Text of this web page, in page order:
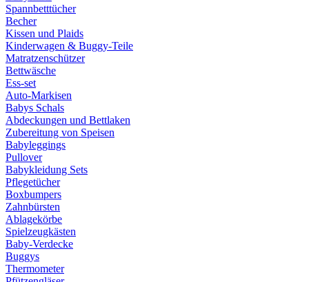
Spannbetttücher
Becher
Kissen und Plaids
Kinderwagen & Buggy-Teile
Matratzenschützer
Bettwäsche
Ess-set
Auto-Markisen
Babys Schals
Abdeckungen und Bettlaken
Zubereitung von Speisen
Babyleggings
Pullover
Babykleidung Sets
Pflegetücher
Boxbumpers
Zahnbürsten
Ablagekörbe
Spielzeugkästen
Baby-Verdecke
Buggys
Thermometer